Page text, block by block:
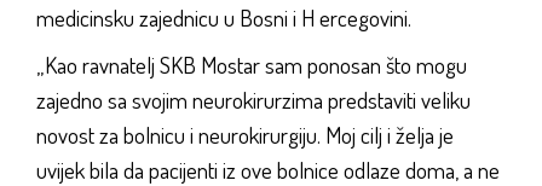
medicinsku zajednicu u Bosni i H ercegovini.
„Kao ravnatelj SKB Mostar sam ponosan što mogu
zajedno sa svojim neurokirurzima predstaviti veliku
novost za bolnicu i neurokirurgiju. Moj cilj i želja je
uvijek bila da pacijenti iz ove bolnice odlaze doma, a ne